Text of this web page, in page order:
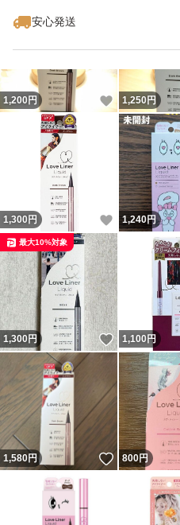
安心発送
1,200 円 いいね！
1,250 円
1,300 円 いいね！
1,240円
1,300円 いいね！
最大10%対象
1,100 円
1,580円 いいね！
800円